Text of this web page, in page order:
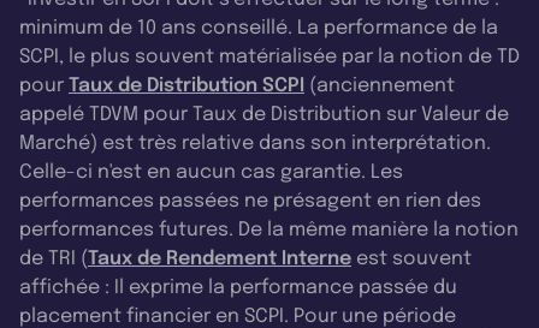
minimum de 10 ans conseillé. La performance de la
SCPI, le plus souvent matérialisée par la notion de TD
pour Taux de Distribution SCPI (anciennement
appelé TDVM pour Taux de Distribution sur Valeur de
Marché) est très relative dans son interprétation.
Celle-ci n'est en aucun cas garantie. Les
performances passées ne présagent en rien des
performances futures. De la même manière la notion
de TRI (Taux de Rendement Interne est souvent
affichée : Il exprime la performance passée du
placement financier en SCPI. Pour une période